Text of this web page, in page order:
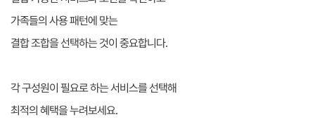
가족들의 사용 패턴에 맞는
결합 조합을 선택하는 것이 중요합니다.
각 구성원이 필요로 하는 서비스를 선택해
최적의 혜택을 누려보세요.